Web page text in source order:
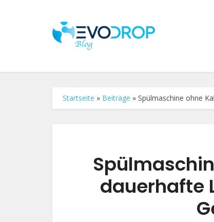
Startseite » Beiträge » Spülmaschine ohne
dauerhafte